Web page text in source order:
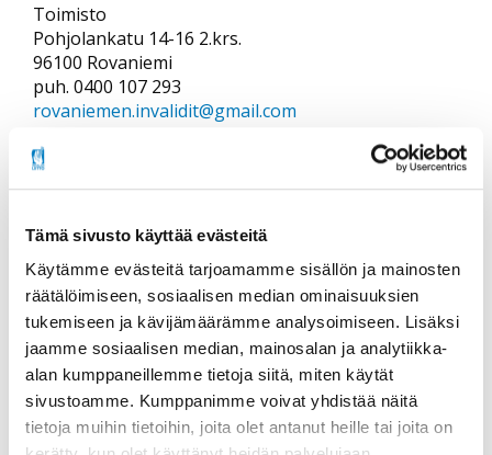
Tämä sivusto käyttää evästeitä
Käytämme evästeitä tarjoamamme sisällön ja mainosten
räätälöimiseen, sosiaalisen median ominaisuuksien
tukemiseen ja kävijämäärämme analysoimiseen. Lisäksi
jaamme sosiaalisen median, mainosalan ja analytiikka-
alan kumppaneillemme tietoja siitä, miten käytät
sivustoamme. Kumppanimme voivat yhdistää näitä
tietoja muihin tietoihin, joita olet antanut heille tai joita on
Toimisto
Pohjolankatu 14-16 2.krs.
96100 Rovaniemi
puh. 0400 107 293
rovaniemen.invalidit@gmail.com
Jäsenmaksu 15 €, kannatusjäsen 15 €
Yhteyshenkilö
Tarja Lintula
puh. 040 579 9910
tarja.lintula46@gmail.com
Tornion Invalidit ry
Jäsenmaksu 20 €, kannatusjäsen 20 €